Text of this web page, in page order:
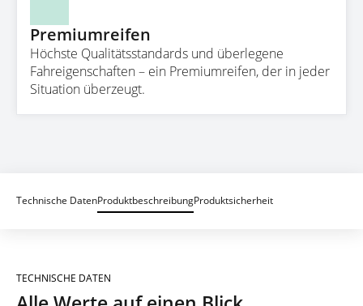
Premiumreifen
Höchste Qualitätsstandards und überlegene
Fahreigenschaften – ein Premiumreifen, der in jeder
Situation überzeugt.
Technische DatenProduktbeschreibungProduktsicherheit
TECHNISCHE DATEN